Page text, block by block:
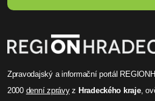
Zpravodajský a informační portál
2000 denní zprávyz Hradeckého kraje,